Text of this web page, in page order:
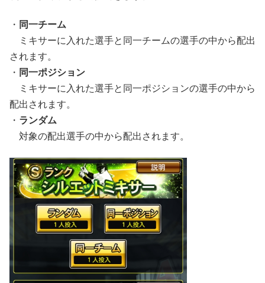
・ 同一チーム
ミキサーに入れた選手と同一チームの選手の中から配出
されます。
・ 同一ポジション
ミキサーに入れた選手と同一ポジションの選手の中から
配出されます。
・ ランダム
対象の配出選手の中から配出されます。